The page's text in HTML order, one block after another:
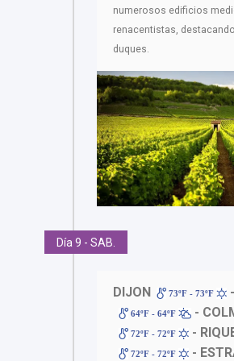
numerosos edificios
renacentistas,
duques.
Día 9 - SAB.
DIJON 73ºF - 73ºF
64ºF - 64ºF -
72ºF - 72ºF -
72ºF - 72ºF -